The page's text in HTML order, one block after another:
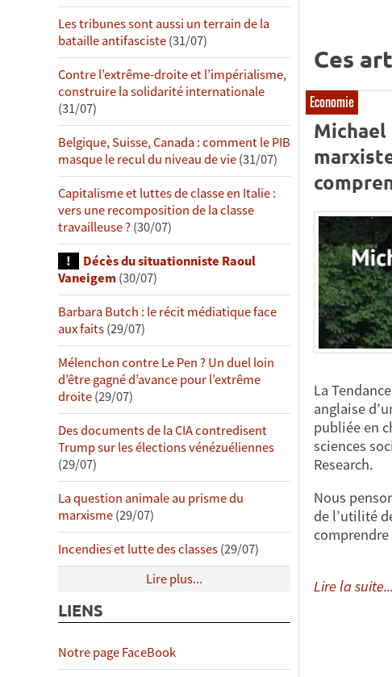
Les tribunes sont aussi un terrain de la
bataille antifasciste(31/07)
Contre l’extrême-droite et l’impérialisme,
construire la solidarité internationale
(31/07)
Belgique, Suisse, Canada : comment le PIB
masque le recul du niveau de vie(31/07)
Capitalisme et luttes de classe en Italie :
vers une recomposition de la classe
travailleuse ?(30/07)
Décès du situationniste Raoul
Vaneigem(30/07)
Barbara Butch : le récit médiatique face
aux faits(29/07)
Mélenchon contre Le Pen ? Un duel loin
d’être gagné d’avance pour l’extrême
droite(29/07)
Des documents de la CIA contredisent
Trump sur les élections vénézuéliennes
(29/07)
La question animale au prisme du
marxisme(29/07)
Incendies et lutte des classes(29/07)
Lire plus...
LIENS
Notre page FaceBook
Ces
Economie
Michael
La
anglaise
publiée en
sciences
Research.
Nous
de l’utilité
Lire la suite...